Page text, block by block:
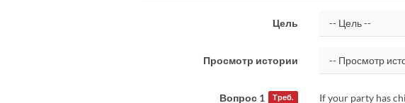
Цель
Просмотр истории
Вопрос 1 Треб.
If your party has